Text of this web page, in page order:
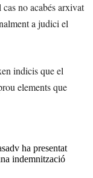
no acabés arxivat
a judici el
indicis que el
elements que
ha presentat
indemnització